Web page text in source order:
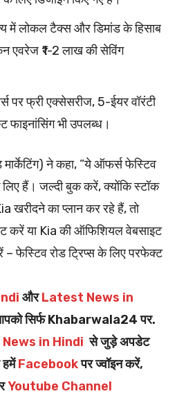
में लोकल टैक्स और डिमांड के हिसाब
₹1-2 लाख की सेविंग
पर फ्री एक्सेसरीज, 5-ईयर वॉरंटी
भी उपलब्ध।
ने कहा, “ये ऑफर्स फेस्टिव
हैं। जल्दी बुक करें, क्योंकि स्टॉक
खरीदने का प्लान कर रहे हैं, तो
करें या Kia की ऑफिशियल वेबसाइट
फेस्टिव रोड ट्रिप्स के लिए परफेक्ट
औरLatest News in
सिर्फ Khabarwala24 पर.
in Hindi से जुड़े अपडेट
हमेंFacebookपर ज्वॉइन करें,
Youtube Channel